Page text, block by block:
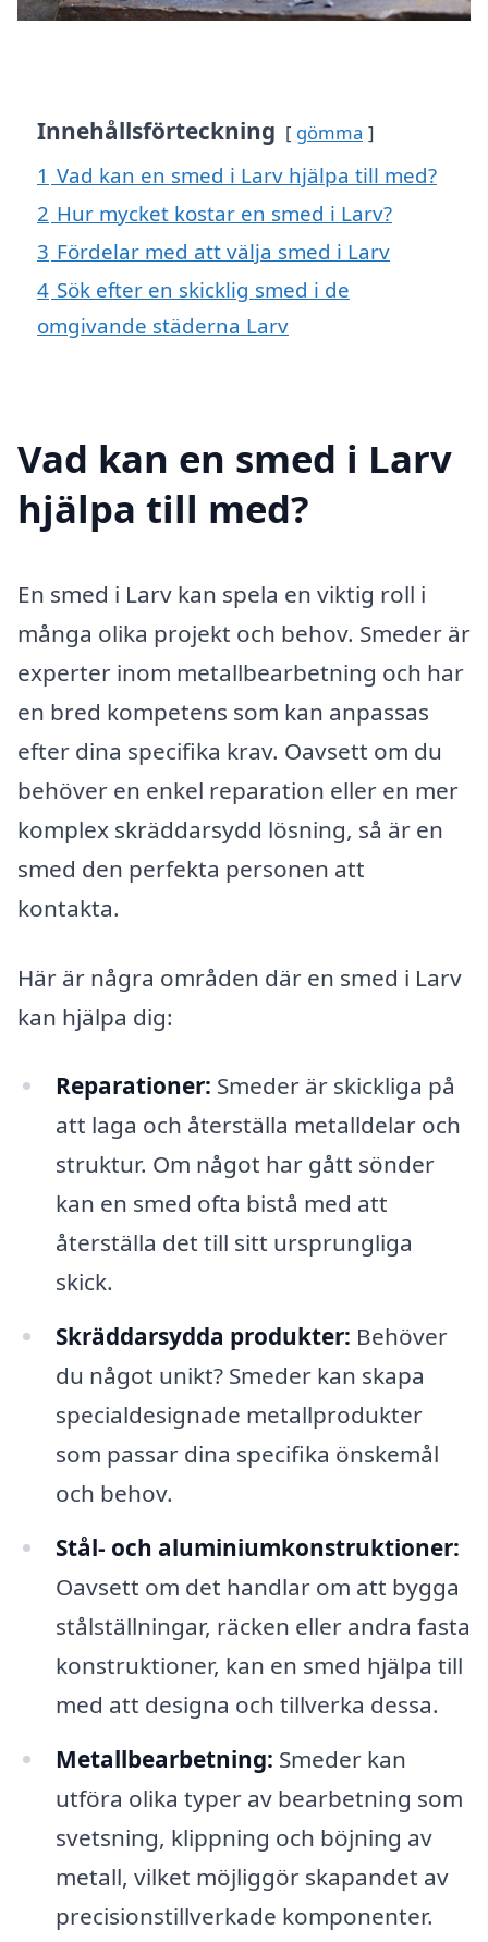
Innehållsförteckning gömma
1 Vad kan en smed i Larv hjälpa till med?
2 Hur mycket kostar en smed i Larv?
3 Fördelar med att välja smed i Larv
4 Sök efter en skicklig smed i de
omgivande städerna Larv
Vad kan en smed i Larv
hjälpa till med?
En smed i Larv kan spela en viktig roll i
många olika projekt och behov. Smeder är
experter inom metallbearbetning och har
en bred kompetens som kan anpassas
efter dina specifika krav. Oavsett om du
behöver en enkel reparation eller en mer
komplex skräddarsydd lösning, så är en
smed den perfekta personen att
kontakta.
Här är några områden där en smed i Larv
kan hjälpa dig:
Reparationer: Smeder är skickliga på
att laga och återställa metalldelar och
struktur. Om något har gått sönder
kan en smed ofta bistå med att
återställa det till sitt ursprungliga
skick.
Skräddarsydda produkter: Behöver
du något unikt? Smeder kan skapa
specialdesignade metallprodukter
som passar dina specifika önskemål
och behov.
Stål- och aluminiumkonstruktioner:
Oavsett om det handlar om att bygga
stålställningar, räcken eller andra fasta
konstruktioner, kan en smed hjälpa till
med att designa och tillverka dessa.
Metallbearbetning: Smeder kan
utföra olika typer av bearbetning som
svetsning, klippning och böjning av
metall, vilket möjliggör skapandet av
precisionstillverkade komponenter.